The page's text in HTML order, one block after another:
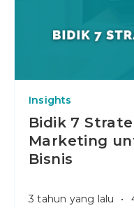
Insights
Bidik 7
Marketing
Bisnis
3 tahun yang lalu •